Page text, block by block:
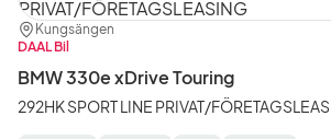
Plats:
Kungsängen
Återförsäljare:
DAAL Bil
BMW 330e xDrive Touring
292HK SPORT LINE PRIVAT/